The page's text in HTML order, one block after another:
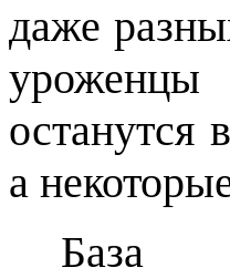
даже
уроженцы
останутся
а
База